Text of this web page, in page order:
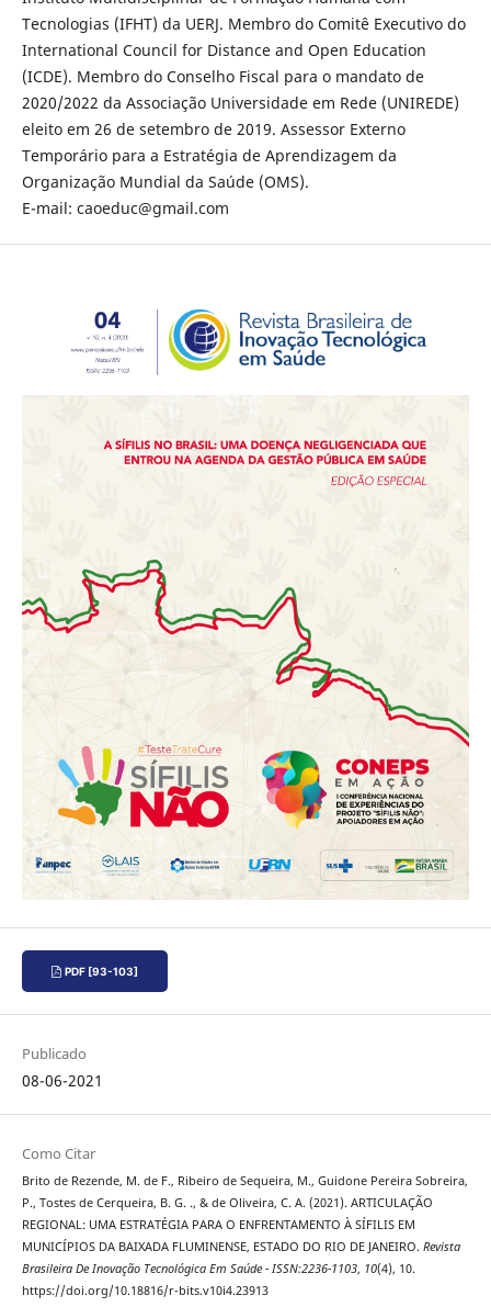
Tecnologias (IFHT) da UERJ. Membro do Comitê Executivo do
International Council for Distance and Open Education
(ICDE). Membro do Conselho Fiscal para o mandato de
2020/2022 da Associação Universidade em Rede (UNIREDE)
eleito em 26 de setembro de 2019. Assessor Externo
Temporário para a Estratégia de Aprendizagem da
Organização Mundial da Saúde (OMS).
E-mail: caoeduc@gmail.com
PDF [93-103]
Publicado
08-06-2021
Como Citar
Brito de Rezende, M. de F., Ribeiro de Sequeira, M., Guidone Pereira Sobreira,
P., Tostes de Cerqueira, B. G. ., & de Oliveira, C. A. (2021). ARTICULAÇÃO
REGIONAL: UMA ESTRATÉGIA PARA O ENFRENTAMENTO À SÍFILIS EM
MUNICÍPIOS DA BAIXADA FLUMINENSE, ESTADO DO RIO DE JANEIRO. Revista
Brasileira De Inovação Tecnológica Em Saúde - ISSN:2236-1103, 10(4), 10.
https://doi.org/10.18816/r-bits.v10i4.23913